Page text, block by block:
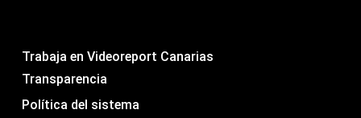
Trabaja en Videoreport Canarias
Transparencia
Política del sistema